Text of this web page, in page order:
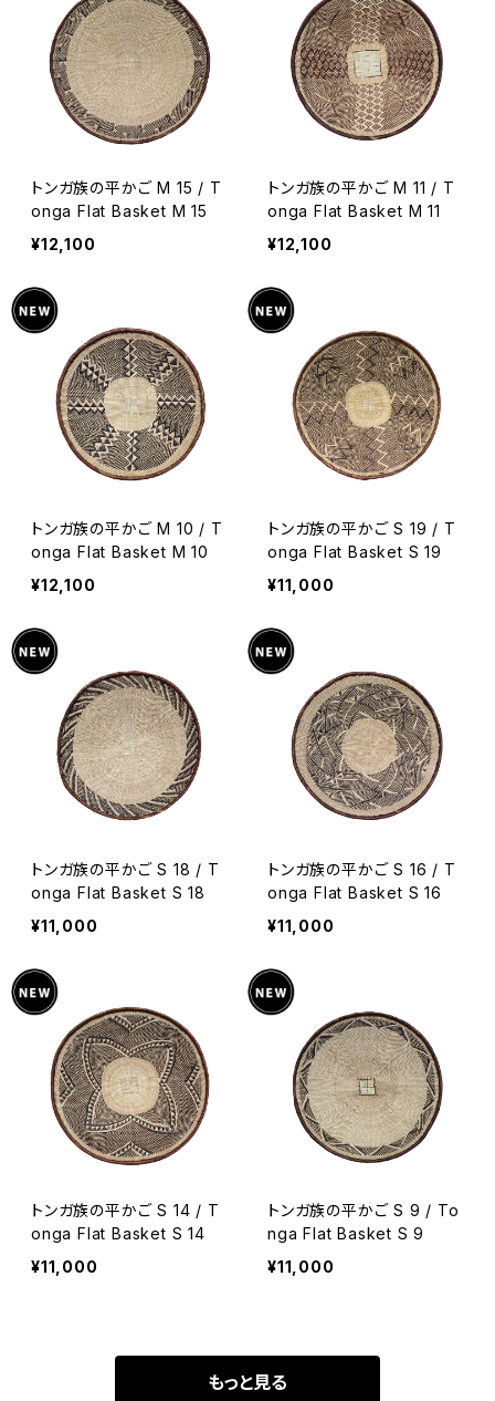
トンガ族の平かご M 15 / T
onga Flat Basket M 15
¥12,100
トンガ族の平かご M 11 / T
onga Flat Basket M 11
¥12,100
トンガ族の平かご M 10 / T
onga Flat Basket M 10
¥12,100
トンガ族の平かご S 19 / T
onga Flat Basket S 19
¥11,000
トンガ族の平かご S 18 / T
onga Flat Basket S 18
¥11,000
トンガ族の平かご S 16 / T
onga Flat Basket S 16
¥11,000
トンガ族の平かご S 14 / T
onga Flat Basket S 14
¥11,000
トンガ族の平かご S 9 / To
nga Flat Basket S 9
¥11,000
もっと見る